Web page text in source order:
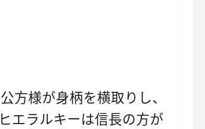
方様が身柄を横取りし、
エラルキーは信長の方が